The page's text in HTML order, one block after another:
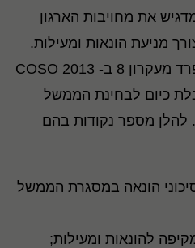
את מחויבות הארגון
מניעת הונאות ומעילות.
המדריך הינו חלק בלתי נפרד מעקרון 8 ב- COSO 2013
כיום לבחינת הממשל
התאגידי במסגרת ה SOX. להלן מספר נקודות בהם
הונאה במסגרת הממשל
להונאות ומעילות;